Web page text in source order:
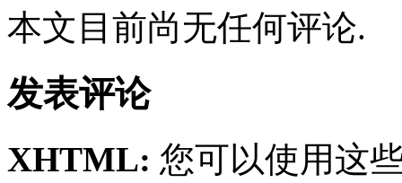
本文目前尚无任何评论.
发表评论
XHTML: 您可以使用这